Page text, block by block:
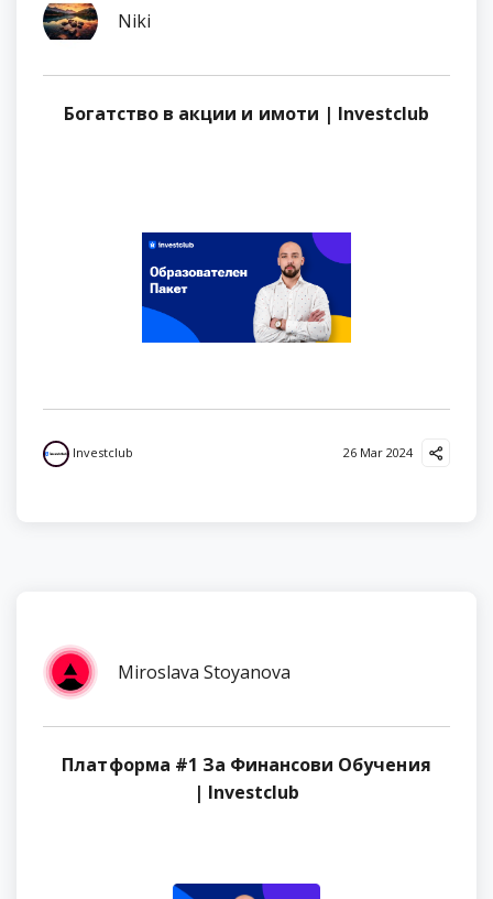
Niki
Богатство в акции и имоти | Investclub
Investclub 26 Mar 2024
Miroslava Stoyanova
Платформа #1 За Финансови Обучения
| Investclub